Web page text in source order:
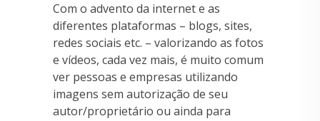
Com o advento da internet e as
diferentes plataformas – blogs, sites,
redes sociais etc. – valorizando as fotos
e vídeos, cada vez mais, é muito comum
ver pessoas e empresas utilizando
imagens sem autorização de seu
autor/proprietário ou ainda para